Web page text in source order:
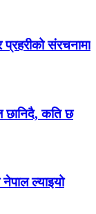
प्रहरीको संरचनामा
छानिदै, कति छ
ल्याइयो